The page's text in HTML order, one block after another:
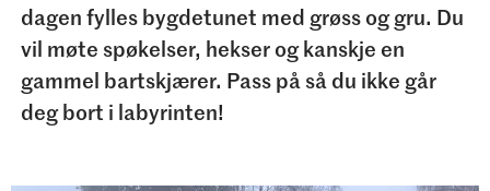
dagen fylles bygdetunet med grøss og gru. Du
vil møte spøkelser, hekser og kanskje en
gammel bartskjærer. Pass på så du ikke går
deg bort i labyrinten!